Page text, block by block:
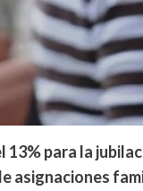
para la
asignaciones